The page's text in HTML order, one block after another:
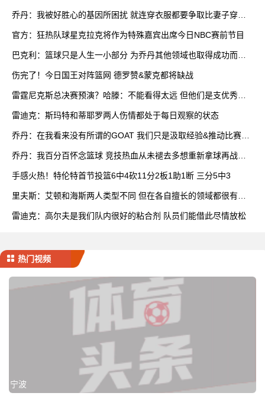
乔丹：我被好胜心的基因所困扰 就连穿衣服都要争取比妻子穿得
官方：狂热队球星克拉克将作为特殊嘉宾出席今日NBC赛前节目
巴克利：篮球只是人生一小部分 为乔丹其他领域也取得成功而自
伤完了！今日国王对阵篮网 德罗赞&蒙克都将缺战
雷霆尼克斯总决赛预演？哈滕：不能看得太远 但他们是支优秀球
雷迪克：斯玛特和蒂耶罗两人伤情都处于每日观察的状态
乔丹：在我看来没有所谓的GOAT 我们只是汲取经验&推动比赛发
乔丹：我百分百怀念篮球 竞技热血从未褪去多想重新拿球再战一
手感火热！特伦特首节投篮6中4砍11分2板1助1断 三分5中3
里夫斯：艾顿和海斯两人类型不同 但在各自擅长的领域都很有效
雷迪克：高尔夫是我们队内很好的粘合剂 队员们能借此尽情放松
热门视频
宁波